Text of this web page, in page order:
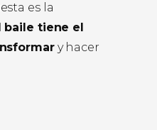
es la
baile tiene el
y hacer